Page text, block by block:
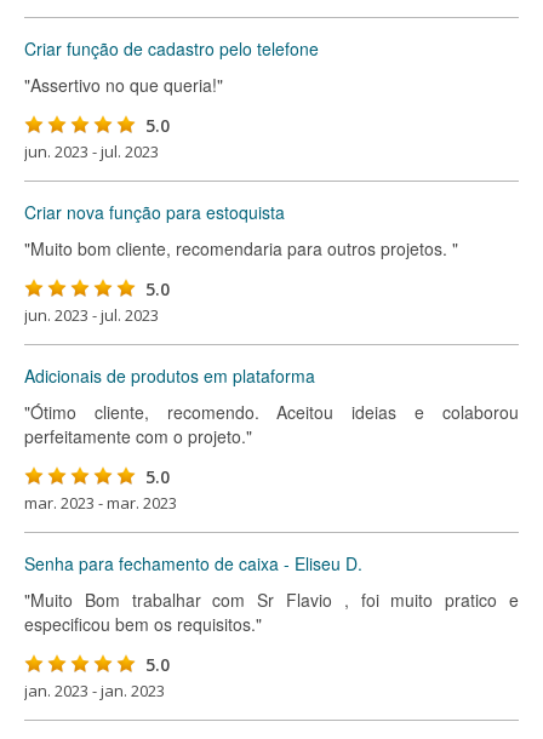
Criar função de cadastro pelo telefone
"Assertivo no que queria!"
5.0
jun. 2023 - jul. 2023
Criar nova função para estoquista
"Muito bom cliente, recomendaria para outros projetos. "
5.0
jun. 2023 - jul. 2023
Adicionais de produtos em plataforma
"Ótimo cliente, recomendo. Aceitou ideias e colaborou
perfeitamente com o projeto."
5.0
mar. 2023 - mar. 2023
Senha para fechamento de caixa - Eliseu D.
"Muito Bom trabalhar com Sr Flavio , foi muito pratico e
especificou bem os requisitos."
5.0
jan. 2023 - jan. 2023